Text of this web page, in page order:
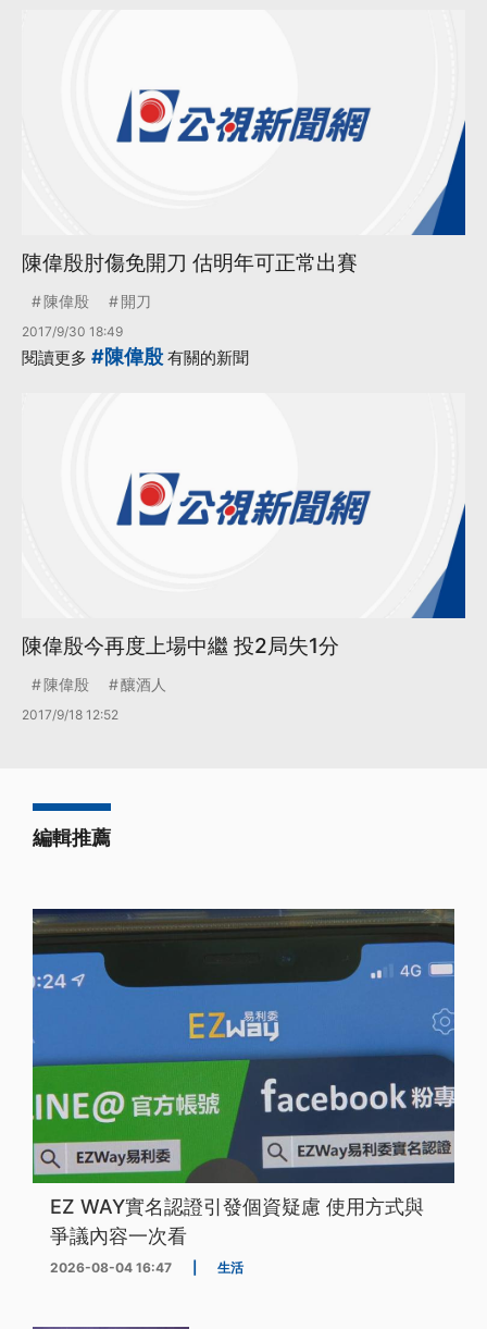
陳偉殷肘傷免開刀 估明年可正常出賽
陳偉殷 開刀
2017/9/30 18:49
閱讀更多 #陳偉殷有關的新聞
陳偉殷今再度上場中繼 投2局失1分
陳偉殷 釀酒人
2017/9/18 12:52
編輯推薦
EZ WAY實名認證引發個資疑慮 使用方式與
爭議內容一次看
2026-08-04 16:47 生活